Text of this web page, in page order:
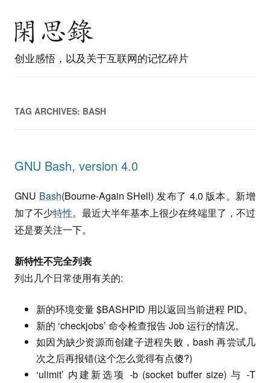
创业感悟，以及关于互联网的记忆碎片
TAG ARCHIVES: BASH
GNU Bash, version 4.0
GNU Bash(Bourne-Again SHell) 发布了 4.0 版本。新增
加了不少特性。最近大半年基本上很少在终端里了，不过
还是要关注一下。
新特性不完全列表
列出几个日常使用有关的:
新的环境变量 $BASHPID 用以返回当前进程 PID。
新的 ‘checkjobs’ 命令检查报告 Job 运行的情况。
如因为缺少资源而创建子进程失败，bash 再尝试几
次之后再报错(这个怎么觉得有点傻?)
‘ulimit’ 内建新选项 -b (socket buffer size) 与 -T